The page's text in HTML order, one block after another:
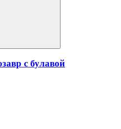
с булавой